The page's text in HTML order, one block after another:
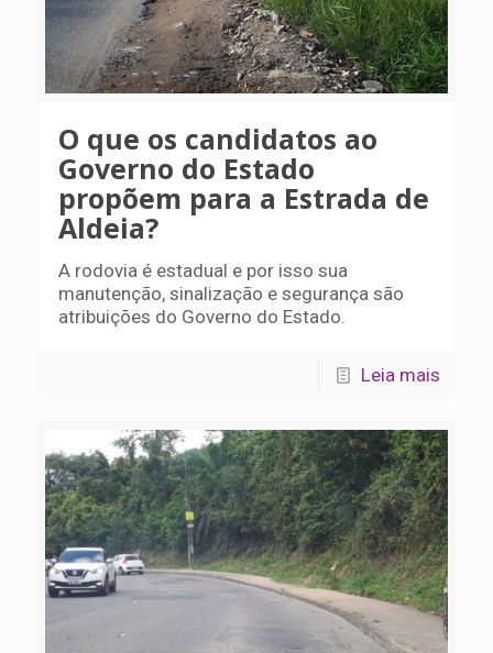
O que os candidatos ao
Governo do Estado
propõem para a Estrada de
Aldeia?
A rodovia é estadual e por isso sua
manutenção, sinalização e segurança são
atribuições do Governo do Estado.
Leia mais